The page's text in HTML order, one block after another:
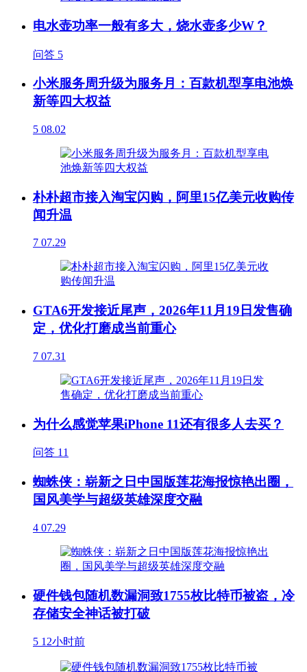
电水壶功率一般有多大，烧水壶多少W？
问答 5
小米服务周升级为服务月：百款机型享电池焕
新等四大权益
5 08.02
朴朴超市接入淘宝闪购，阿里15亿美元收购传
闻升温
7 07.29
GTA6开发接近尾声，2026年11月19日发售确
定，优化打磨成当前重心
7 07.31
为什么感觉苹果iPhone 11还有很多人去买？
问答 11
蜘蛛侠：崭新之日中国版莲花海报惊艳出圈，
国风美学与超级英雄深度交融
4 07.29
硬件钱包随机数漏洞致1755枚比特币被盗，冷
存储安全神话被打破
5 12小时前